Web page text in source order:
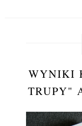
WYNIKI
TRUPY"